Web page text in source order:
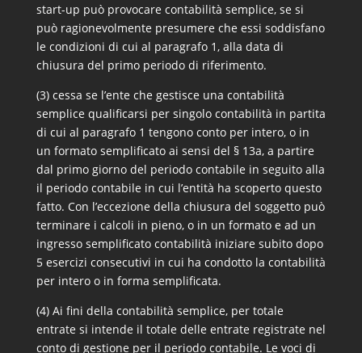
start-up può provocare contabilità semplice, se si
può ragionevolmente presumere che essi soddisfano
le condizioni di cui al paragrafo 1, alla data di
chiusura del primo periodo di riferimento.
(3) cessa se l’ente che gestisce una contabilità
semplice qualificarsi per singolo contabilità in partita
di cui al paragrafo 1 tengono conto per intero, o in
un formato semplificato ai sensi del § 13a, a partire
dal primo giorno del periodo contabile in seguito alla
il periodo contabile in cui l’entità ha scoperto questo
fatto. Con l’eccezione della chiusura del soggetto può
terminare i calcoli in pieno, o in un formato e ad un
ingresso semplificato contabilità iniziare subito dopo
5 esercizi consecutivi in cui ha condotto la contabilità
per intero o in forma semplificata.
(4) Ai fini della contabilità semplice, per totale
entrate si intende il totale delle entrate registrate nel
conto di gestione per il periodo contabile. Le voci di